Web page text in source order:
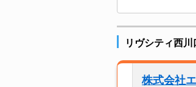
リヴシティ西
株式会社